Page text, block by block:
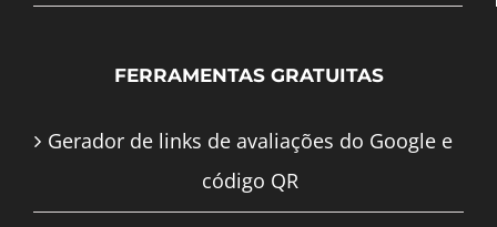
FERRAMENTAS GRATUITAS
Gerador de links de avaliações do Google e
código QR